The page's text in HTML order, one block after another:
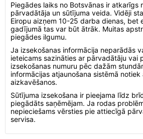
Piegādes laiks no Botsvānas ir atkarīgs
pārvadātāja un sūtījuma veida. Vidēji
Eiropu aizņem 10-25 darba dienas, bet
gadījumā tas var būt ātrāk. Muitas
piegādes ilgumu.
Ja izsekošanas informācija neparādās
ieteicams sazināties ar pārvadātāju vai
izsekošanas numuru pēc dažām
informācijas atjaunošana sistēmā notiek
aizkavēšanos.
Sūtījuma izsekošana ir pieejama līdz
piegādāts saņēmējam. Ja rodas
nepieciešams vērsties pie attiecīgā
servisa.